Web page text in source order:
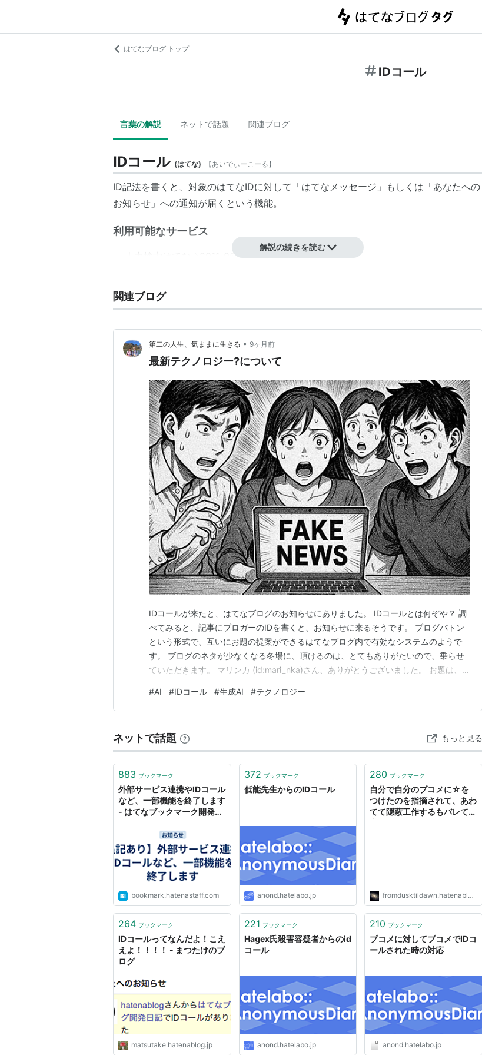
はてなブログ トップ
IDコール
言葉の解説 ネットで話題 関連ブログ
IDコール (はてな) 【あいでぃーこーる】
ID記法を書くと、対象のはてなIDに対して「はてなメッセージ」もしくは「あなたへの
お知らせ」への通知が届くという機能。
利用可能なサービス
人力検索はてな→2011-05-30 リニューアルで廃止
はてなグループ
はてなハイク
はてなブログ*2
これまでのあらすじ
2012-10-10
はてなブログにidコール実装
2011-11-07
はてなブログクローズドベータテスト開始、idコールは実装されていない模様
http://jkondo.hatenablog.com/entry/2011/11/19/114109
http://fmht7.hateblo.jp/entry/2011/11/23/222152
2011-05-30
人力検索はてなリニューアル、回答リクエスト機能が実装され、idコール機能は
削除された
2008-07-06
はてなハイクにエントリーを書き込んだ際に、「自分のIDの時」「フォトライフ
記法などの記法の場合」にはIDコールを送信しないように変更
はてなハイクからのIDコールの仕様変更について - はてなハイク日記
2008-03-25
はてなハイクのidページ(現Aboutページ)に自分と違うユーザーからエントリーが
書き込まれた際に、idコールを送信する
idページからidコールを送信するように変更しました - はてなハイク日記
2007-12-13
IDコール機能を追加しました - はてなハイク日記
2007-09-20
はてなダイアリーおよびはてなグループに実装。ダイアリーでは該当の人のダイ
アリーが存在しないとき、グループではそのグループに該当の人のグループ日記
が存在しないとき、それぞれIDコールになる。
はてなダイアリー、グループから「IDコール」が送信されるようになりました -
はてなメッセージ日記
2007-09-15
はてなスターのコメント内に、「id:hatenastar」といったID記法形式ではてなの
ユーザー名を書いた場合で、相手のユーザーがそのコメントを見ることができる
場合に限り、相手にIDコールが送信される
はてなスターのコメントからIDコールが送信されるようになりました - はてなス
ター日記
2007-09-06
はてなブックマークのコメント欄に実装
ッセージ日記
2007-07-25
人力検索はてなの回答(返答含む)・いわしの本文内に実装
人力検索はてなから「IDコール」が送信されるようになりました - はてなメッセ
ージ日記
解説の続きを読む
関連ブログ
第二の人生、気ままに生きる • 9ヶ月前
最新テクノロジー?について
IDコールが来たと、はてなブログのお知らせにありました。 IDコールとは何ぞや？ 調
べてみると、記事にブロガーのIDを書くと、お知らせに来るそうです。 ブログバトン
という形式で、互いにお題の提案ができるはてなブログ内で有効なシステムのようで
す。 ブログのネタが少なくなる冬場に、頂けるのは、とてもありがたいので、乗らせ
ていただきます。 マリンカ (id:mari_nka)さん、ありがとうございました。 お題は、イ
えにならないよう気をつけて書いてみます。 １ 基本的考え方 多種多様なアプリや、
SNS、AIがありますが、…
#AI #IDコール #生成AI #テクノロジー
ネットで話題 もっと見る
883 ブックマーク
外部サービス連携やIDコール
など、一部機能を終了します
- はてなブックマーク開発ブ
bookmark.hatenastaff.com
372 ブックマーク
低能先生からのIDコール
anond.hatelabo.jp
280 ブックマーク
自分で自分のブコメに☆を
つけたのを指摘されて、あわ
てて隠蔽工作するもバレて、
fromdusktildawn.hatenablog.jp
264 ブックマーク
IDコールってなんだよ！こえ
えよ！！！！ - まつたけのブ
ログ
matsutake.hatenablog.jp
221 ブックマーク
Hagex氏殺害容疑者からのid
コール
anond.hatelabo.jp
210 ブックマーク
ブコメに対してブコメでIDコ
ールされた時の対応
anond.hatelabo.jp